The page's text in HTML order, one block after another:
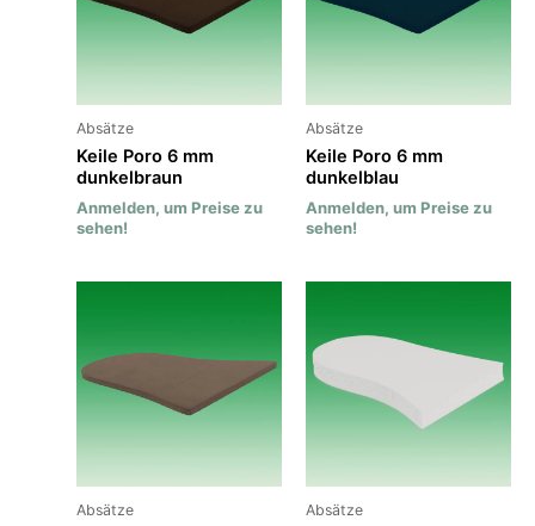
Absätze
Keile Poro 6 mm
dunkelbraun
Anmelden, um Preise zu
sehen!
Absätze
Keile Poro 6 mm
dunkelblau
Anmelden, um Preise zu
sehen!
Absätze Absätze